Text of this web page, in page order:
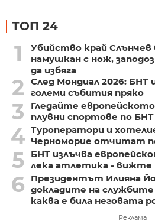
ТОП 24
1
Убийство край Слънчев
намушкан с нож,
да избяга
2
След Мондиал 2026: БНТ
големи събития пряко
3
Гледайте
плувни спортове по БНТ
4 Туроператори и
Черноморие отчитат
5
БНТ излъчва
лека атлетика - вижте
6
Президентът Илияна
докладите на
каква е била неговата
Реклама